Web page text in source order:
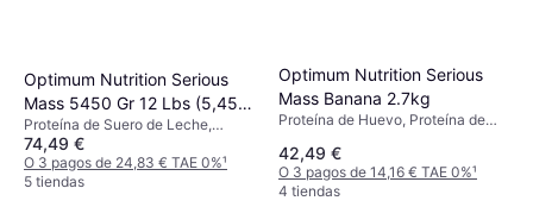
Optimum Nutrition Serious
Mass 5450 Gr 12 Lbs (5,45
kg)
Proteína de Suero de Leche,
Vitamina B, Vitamina A, Vitamina E,
Vitamina D, Vitamina C, Cobre,
Potasio, Zinc, Manganeso, Cromo,
74,49 €
O 3 pagos de 24,83 € TAE 0%¹
5 tiendas
Optimum Nutrition Serious
Mass Banana 2.7kg
Proteína de Huevo, Proteína de
Caseína, Vitamina B, Vitamina A,
Vitamina E, Vitamina D, Vitamina
C, Zinc, Selenio, Manganeso,
42,49 €
O 3 pagos de 14,16 € TAE 0%¹
4 tiendas